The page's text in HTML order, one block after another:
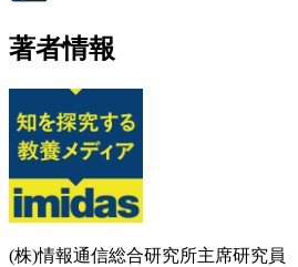
著者情報
(株)情報通信総合研究所主席研究員